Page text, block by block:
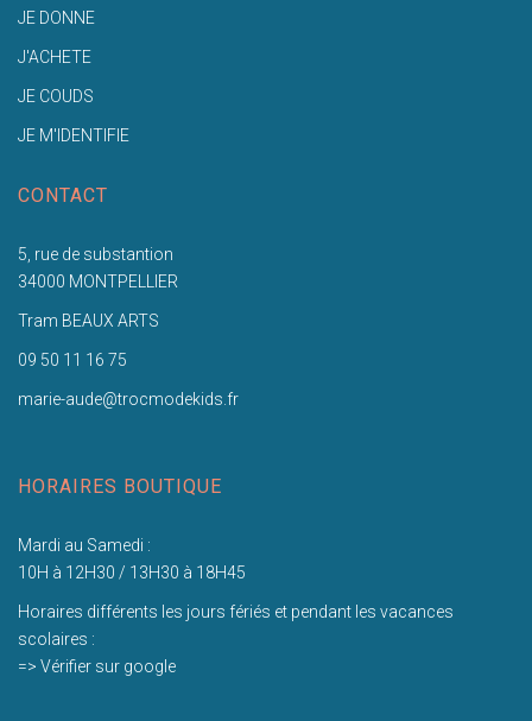
JE DONNE
J'ACHETE
JE COUDS
JE M'IDENTIFIE
CONTACT
5, rue de substantion
34000 MONTPELLIER
Tram BEAUX ARTS
09 50 11 16 75
marie-aude@trocmodekids.fr
HORAIRES BOUTIQUE
Mardi au Samedi :
10H à 12H30 / 13H30 à 18H45
Horaires différents les jours fériés et pendant les vacances
scolaires :
=> Vérifier sur google